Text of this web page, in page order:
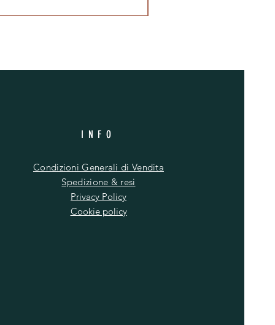
INFO
Condizioni Generali di Vendita
Spedizione & resi
Privacy Policy
Cookie policy